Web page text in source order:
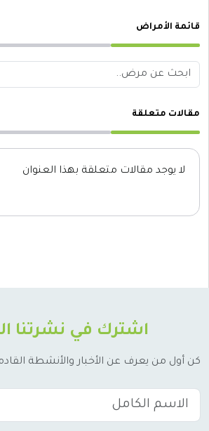
قائمة الأمراض
مقالات متعلقة
لا يوجد مقالات متعلقة بهذا العنوان
اشترك في نشرتنا
كن أول من يعرف عن الأخبار والأنشطة